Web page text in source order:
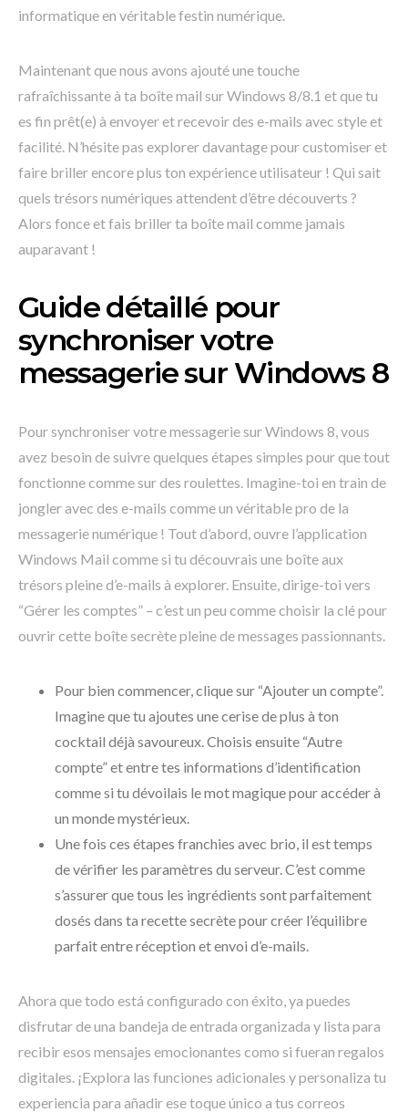
informatique en véritable festin numérique.
Maintenant que nous avons ajouté une touche
rafraîchissante à ta boîte mail sur Windows 8/8.1 et que tu
es fin prêt(e) à envoyer et recevoir des e-mails avec style et
facilité. N’hésite pas explorer davantage pour customiser et
faire briller encore plus ton expérience utilisateur ! Qui sait
quels trésors numériques attendent d’être découverts ?
Alors fonce et fais briller ta boîte mail comme jamais
auparavant !
Guide détaillé pour
synchroniser votre
messagerie sur Windows 8
Pour synchroniser votre messagerie sur Windows 8, vous
avez besoin de suivre quelques étapes simples pour que tout
fonctionne comme sur des roulettes. Imagine-toi en train de
jongler avec des e-mails comme un véritable pro de la
messagerie numérique ! Tout d’abord, ouvre l’application
Windows Mail comme si tu découvrais une boîte aux
trésors pleine d’e-mails à explorer. Ensuite, dirige-toi vers
“Gérer les comptes” – c’est un peu comme choisir la clé pour
ouvrir cette boîte secrète pleine de messages passionnants.
Pour bien commencer, clique sur “Ajouter un compte”.
Imagine que tu ajoutes une cerise de plus à ton
cocktail déjà savoureux. Choisis ensuite “Autre
compte” et entre tes informations d’identification
comme si tu dévoilais le mot magique pour accéder à
un monde mystérieux.
Une fois ces étapes franchies avec brio, il est temps
de vérifier les paramètres du serveur. C’est comme
s’assurer que tous les ingrédients sont parfaitement
dosés dans ta recette secrète pour créer l’équilibre
parfait entre réception et envoi d’e-mails.
Ahora que todo está configurado con éxito, ya puedes
disfrutar de una bandeja de entrada organizada y lista para
recibir esos mensajes emocionantes como si fueran regalos
digitales. ¡Explora las funciones adicionales y personaliza tu
experiencia para añadir ese toque único a tus correos